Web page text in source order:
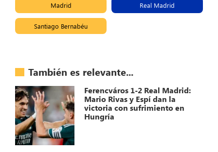
Madrid Real Madrid
Santiago Bernabéu
También es relevante...
Ferencváros 1-2 Real Madrid:
Mario Rivas y Espí dan la
victoria con sufrimiento en
Hungría